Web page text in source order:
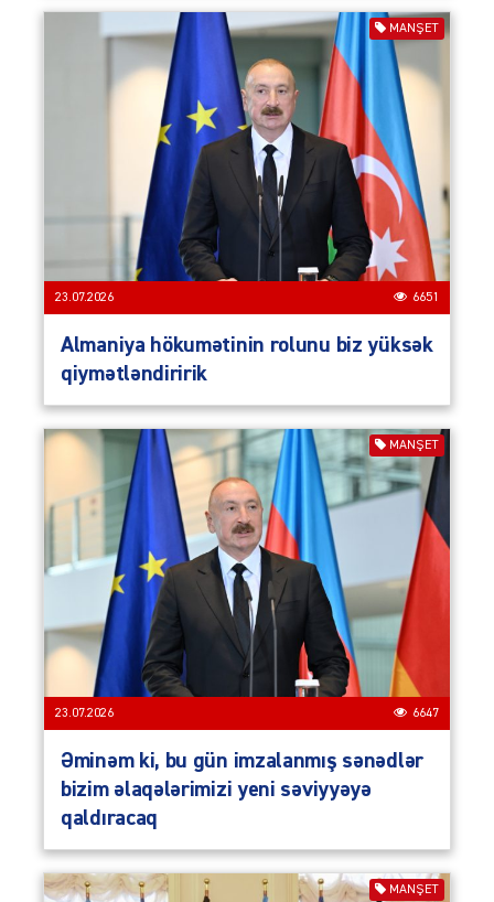
MANŞET
23.07.2026 6651
Almaniya hökumətinin rolunu biz yüksək
qiymətləndiririk
MANŞET
23.07.2026 6647
Əminəm ki, bu gün imzalanmış sənədlər
bizim əlaqələrimizi yeni səviyyəyə
qaldıracaq
MANŞET